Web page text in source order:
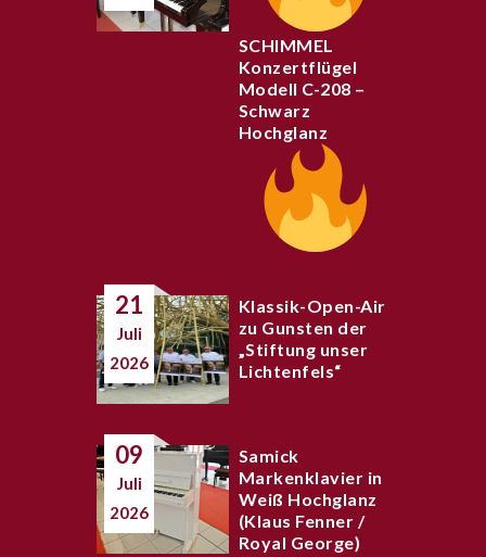
SCHIMMEL
Konzertflügel
Modell C-208 –
Schwarz
Hochglanz
21
Juli
2026
Klassik-Open-Air
zu Gunsten der
„Stiftung unser
Lichtenfels“
09
Juli
2026
Samick
Markenklavier in
Weiß Hochglanz
(Klaus Fenner /
Royal George)